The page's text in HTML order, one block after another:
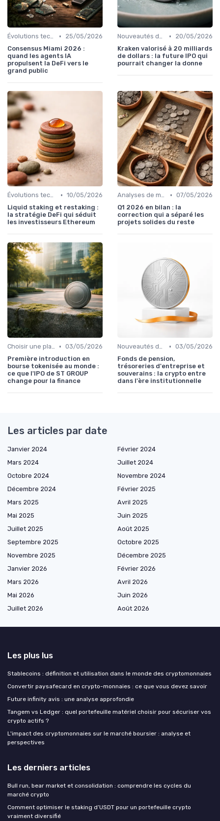
Évolutions technologiques (DeFi, NFTs, etc.) •
25/05/2026
Consensus Miami 2026 :
quand les agents IA
propulsent la DeFi vers le
grand public
Nouveautés dans le monde des cryptos •
20/05/2026
Kraken valorisé à 20 milliards
de dollars : la future IPO qui
pourrait changer la donne
Évolutions technologiques (DeFi, NFTs, etc.) • 10/05/2026
Liquid staking et restaking :
la stratégie DeFi qui séduit
les investisseurs Ethereum
Analyses de marché et prédictions • 07/05/2026
Q1 2026 en bilan : la
correction qui a séparé les
projets solides du reste
Choisir une plateforme d'échange • 03/05/2026
Première introduction en
bourse tokenisée au monde :
ce que l'IPO de ST GROUP
change pour la finance
Nouveautés dans le monde des cryptos • 03/05/2026
Fonds de pension,
trésoreries d'entreprise et
souverains : la crypto entre
dans l'ère institutionnelle
Les articles par date
Janvier 2024
Février 2024
Mars 2024
Juillet 2024
Octobre 2024
Novembre 2024
Décembre 2024
Février 2025
Mars 2025
Avril 2025
Mai 2025
Juin 2025
Juillet 2025
Août 2025
Septembre 2025
Octobre 2025
Novembre 2025
Décembre 2025
Janvier 2026
Février 2026
Mars 2026
Avril 2026
Mai 2026
Juin 2026
Juillet 2026
Août 2026
Les plus lus
Stablecoins : définition et utilisation dans le monde des cryptomonnaies
Convertir paysafecard en crypto-monnaies : ce que vous devez savoir
Future infinity avis : une analyse approfondie
Tangem vs Ledger : quel portefeuille matériel choisir pour sécuriser vos
crypto actifs ?
L'impact des cryptomonnaies sur le marché boursier : analyse et
perspectives
Les derniers articles
Bull run, bear market et consolidation : comprendre les cycles du
marché crypto
Comment optimiser le staking d’USDT pour un portefeuille crypto
vraiment diversifié